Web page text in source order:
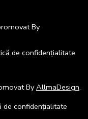
By
de confidențialitate
ByAllmaDesign.
de confidențialitate